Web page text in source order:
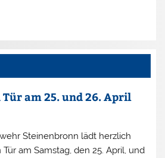
am 25. und 26. April
Steinenbronn lädt herzlich
am Samstag, den 25. April, und